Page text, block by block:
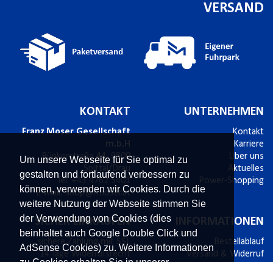
Um unsere Webseite für Sie optimal zu
gestalten und fortlaufend verbessern zu
können, verwenden wir Cookies. Durch die
weitere Nutzung der Webseite stimmen Sie
der Verwendung von Cookies (dies
beinhaltet auch Google Double Click und
AdSense Cookies) zu. Weitere Informationen
VERSAND
KONTAKT
Franz Moser Gesellschaft
m.b.H
Bünkerstraße 44,9800
Spittal/Drau
Tel. +43 4762 5401
E-Mail: shop@fmoser.at
UNTERNEHMEN
Kontakt
Karriere
Über uns
Aktuelles
Power-Shopping
SICHER EINKAUFEN
sichere Zahlung mit SSL
14 Tage Widerrufsrecht
INFORMATIONEN
Bestellablauf
Versand & Widerruf